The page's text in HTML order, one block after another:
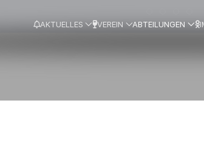
AKTUELLES VEREIN ABTEILUNGEN